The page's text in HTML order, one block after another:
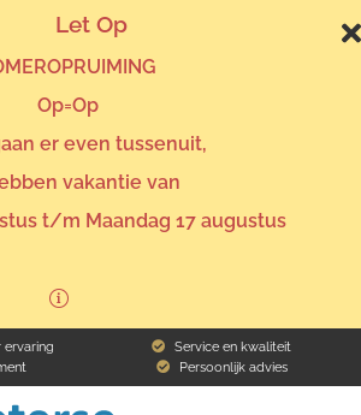
ervaring
Service en kwaliteit
Persoonlijk advies
Let Op
Op=Op
er even tussenuit,
vakantie van
t/m Maandag 17 augustus
Bedden All Seasons matras